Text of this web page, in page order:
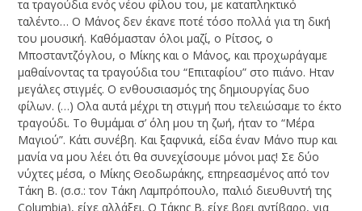
τα τραγούδια ενός νέου φίλου του, με καταπληκτικό
ταλέντο… Ο Μάνος δεν έκανε ποτέ τόσο πολλά για τη δική
του μουσική. Καθόμασταν όλοι μαζί, ο Ρίτσος, ο
Μποσταντζόγλου, ο Μίκης και ο Μάνος, και προχωράγαμε
μαθαίνοντας τα τραγούδια του “Επιταφίου” στο πιάνο. Ηταν
μεγάλες στιγμές. Ο ενθουσιασμός της δημιουργίας δυο
φίλων. (…) Ολα αυτά μέχρι τη στιγμή που τελειώσαμε το έκτο
τραγούδι. Το θυμάμαι σ’ όλη μου τη ζωή, ήταν το “Μέρα
Μαγιού”. Κάτι συνέβη. Και ξαφνικά, είδα έναν Μάνο πυρ και
μανία να μου λέει ότι θα συνεχίσουμε μόνοι μας! Σε δύο
νύχτες μέσα, ο Μίκης Θεοδωράκης, επηρεασμένος από τον
Τάκη Β. (σ.σ.: τον Τάκη Λαμπρόπουλο, παλιό διευθυντή της
Columbia), είχε αλλάξει. Ο Τάκης Β. είχε βρει αντίβαρο, για